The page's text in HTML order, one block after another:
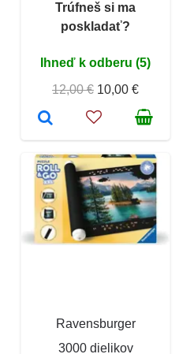
Trúfneš si ma
poskladať?
Ihneď k odberu (5)
12,00 € 10,00 €
Ravensburger
3000 dielikov